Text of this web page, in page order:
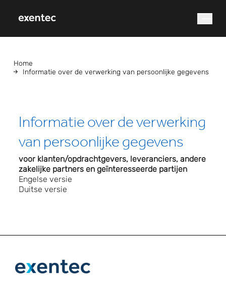
zoek?
Zoek op
Home
Informatie over de verwerking van persoonlijke gegevens
Informatie over de verwerking
van persoonlijke gegevens
voor klanten/opdrachtgevers, leveranciers, andere
zakelijke partners en geïnteresseerde partijen
Engelse versie
Duitse versie